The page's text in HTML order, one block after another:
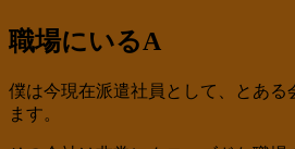
職場にいるA
僕は今現在派遣社員として、とある
ます。